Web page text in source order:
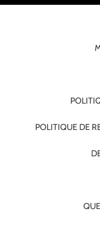
POLITIQUE DE